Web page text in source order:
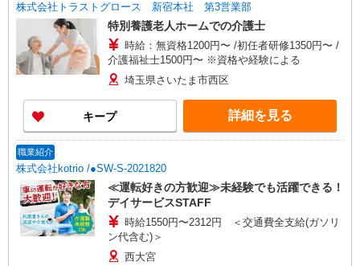
株式会社トラストグロース 新宿本社 第3営業部
特別養護老人ホームでの介護士
時給：無資格1200円〜 /初任者研修1350円〜 /
介護福祉士1500円〜 ※資格や経験による
埼玉県さいたま市西区
キープ 詳細を見る
職業紹介
株式会社kotrio /●SW-S-2021820
≪運転好きの方歓迎≫未経験でも活躍できる！
デイサービスSTAFF
時給1550円〜2312円 ＜交通費全支給(ガソリ
ン代含む)＞
西大宮